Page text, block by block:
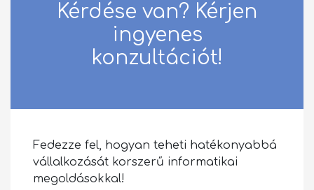
Kérdése van? Kérjen
ingyenes
konzultációt!
Fedezze fel, hogyan teheti hatékonyabbá
vállalkozását korszerű informatikai
megoldásokkal!